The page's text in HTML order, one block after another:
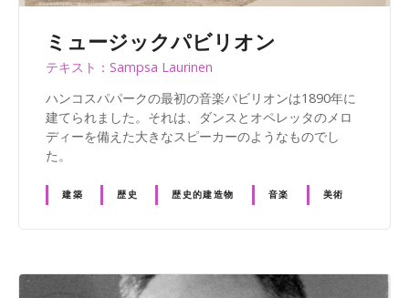
ミュージックパビリオン
テキスト：Sampsa Laurinen
ハンコスパパークの最初の音楽パビリオンは1890年に
建てられました。それは、ダンスとオペレッタのメロ
ディーを備えた大きなスピーカーのようなものでし
た。
建築 歴史 歴史的建造物 音楽 美術